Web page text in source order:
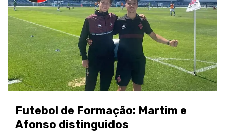
Futebol de Formação: Martim e
Afonso distinguidos